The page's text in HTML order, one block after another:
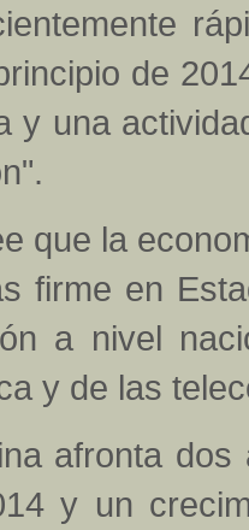
de
y una
que la
firme en
a nivel
y de las
afronta
y un